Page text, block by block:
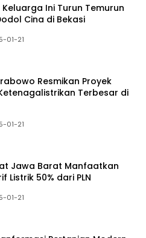
Keluarga Ini Turun Temurun
Cina di Bekasi
01-21
Resmikan Proyek
Terbesar di
01-21
Jawa Barat Manfaatkan
Listrik 50% dari PLN
01-21